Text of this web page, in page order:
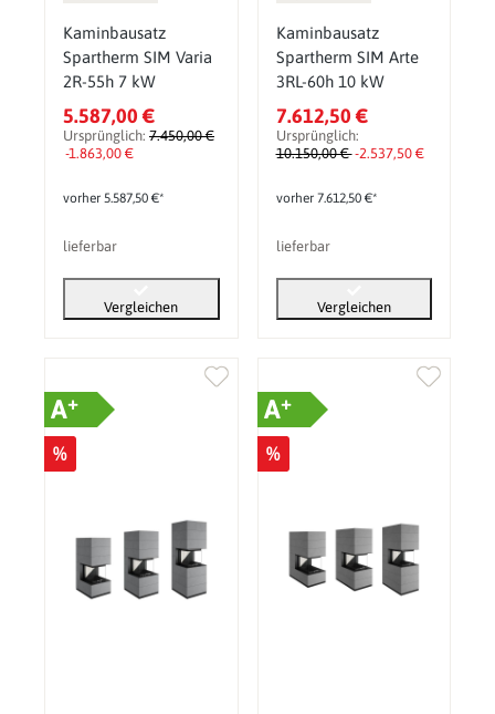
Kaminbausatz
Spartherm SIM Varia
2R-55h 7 kW
5.587,00 €
Ursprünglich: 7.450,00 €
-1.863,00 €
vorher 5.587,50 €*
lieferbar
Vergleichen
Kaminbausatz
Spartherm SIM Arte
3RL-60h 10 kW
7.612,50 €
Ursprünglich:
10.150,00 €-2.537,50 €
vorher 7.612,50 €*
lieferbar
Vergleichen
A+
%
A+
%